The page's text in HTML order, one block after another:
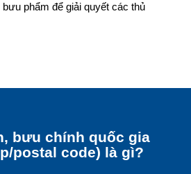
phẩm để giải quyết các thủ
bưu chính quốc gia
postal code) là gì?